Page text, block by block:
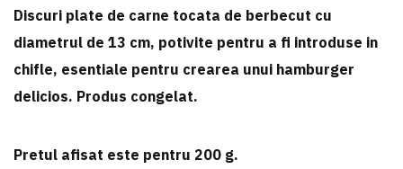
Discuri plate de carne tocata de berbecut cu
diametrul de 13 cm, potivite pentru a fi introduse in
chifle, esentiale pentru crearea unui hamburger
delicios. Produs congelat.
Pretul afisat este pentru 200 g.